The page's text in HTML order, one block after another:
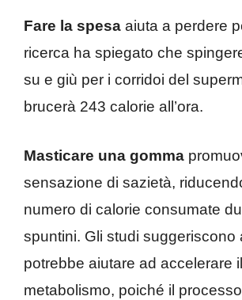
Fare la spesa aiuta a perdere
ricerca ha spiegato che
su e giù per i corridoi del
brucerà 243 calorie all’ora.
Masticare una gomma
sensazione di sazietà,
numero di calorie consumate
spuntini. Gli studi suggeriscono
potrebbe aiutare ad accelerare il
metabolismo, poiché il